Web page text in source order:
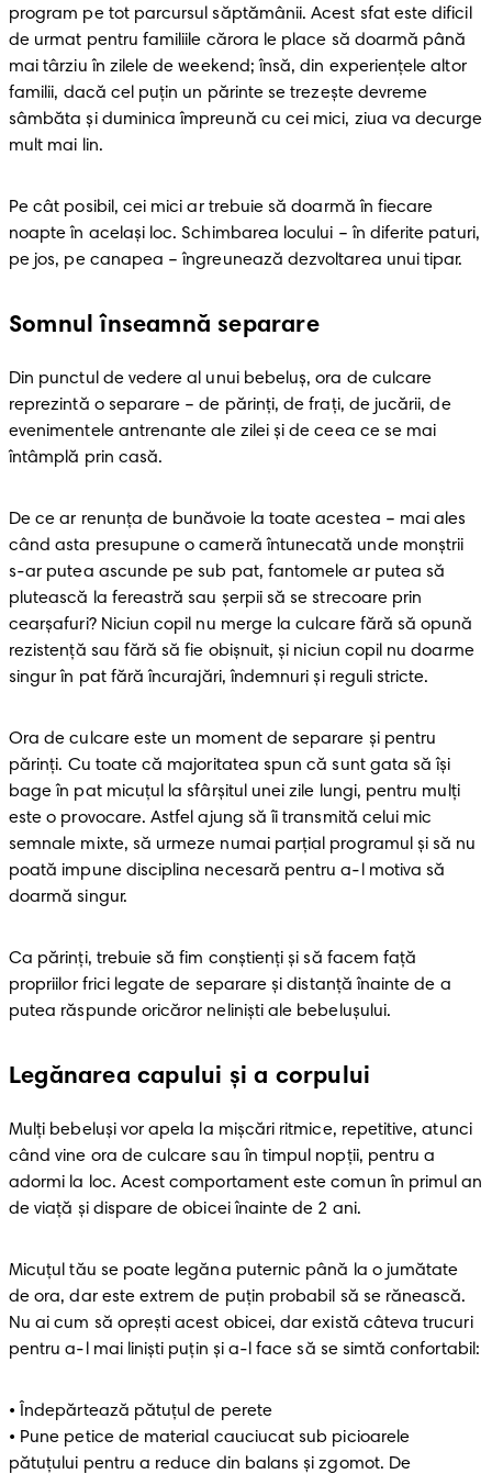
program pe tot parcursul săptămânii. Acest sfat este dificil
de urmat pentru familiile cărora le place să doarmă până
mai târziu în zilele de weekend; însă, din experienţele altor
familii, dacă cel puțin un părinte se trezește devreme
sâmbăta și duminica împreună cu cei mici, ziua va decurge
mult mai lin.
Pe cât posibil, cei mici ar trebuie să doarmă în fiecare
noapte în același loc. Schimbarea locului – în diferite paturi,
pe jos, pe canapea – îngreunează dezvoltarea unui tipar.
Somnul înseamnă separare
Din punctul de vedere al unui bebeluș, ora de culcare
reprezintă o separare – de părinți, de frați, de jucării, de
evenimentele antrenante ale zilei și de ceea ce se mai
întâmplă prin casă.
De ce ar renunța de bunăvoie la toate acestea – mai ales
când asta presupune o cameră întunecată unde monștrii
s-ar putea ascunde pe sub pat, fantomele ar putea să
plutească la fereastră sau șerpii să se strecoare prin
cearşafuri? Niciun copil nu merge la culcare fără să opună
rezistență sau fără să fie obișnuit, și niciun copil nu doarme
singur în pat fără încurajări, îndemnuri și reguli stricte.
Ora de culcare este un moment de separare și pentru
părinți. Cu toate că majoritatea spun că sunt gata să își
bage în pat micuțul la sfârșitul unei zile lungi, pentru mulți
este o provocare. Astfel ajung să îi transmită celui mic
semnale mixte, să urmeze numai parțial programul și să nu
poată impune disciplina necesară pentru a-l motiva să
doarmă singur.
Ca părinți, trebuie să fim conștienți și să facem față
propriilor frici legate de separare și distanță înainte de a
putea răspunde oricăror neliniști ale bebelușului.
Legănarea capului și a corpului
Mulți bebeluși vor apela la mișcări ritmice, repetitive, atunci
când vine ora de culcare sau în timpul nopții, pentru a
adormi la loc. Acest comportament este comun în primul an
de viață și dispare de obicei înainte de 2 ani.
Micuțul tău se poate legăna puternic până la o jumătate
de ora, dar este extrem de puțin probabil să se rănească.
Nu ai cum să oprești acest obicei, dar există câteva trucuri
pentru a-l mai liniști puțin și a-l face să se simtă confortabil:
• Îndepărtează pătuțul de perete
• Pune petice de material cauciucat sub picioarele
pătuțului pentru a reduce din balans și zgomot. De